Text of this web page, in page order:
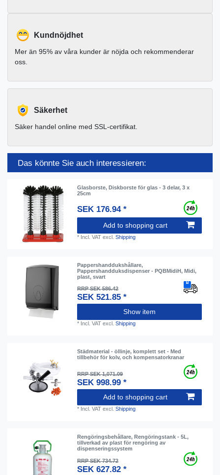
Kundnöjdhet
Mer än 95% av våra kunder är nöjda och rekommenderar
oss.
Säkerhet
Säker handel online med SSL-certifikat.
Das könnte Sie auch interessieren:
Glasborste, Diskborste för glas - 3 delar, 3 x
25cm
SEK 176.94 *
Add to shopping cart
* Incl. VAT excl.Shipping
Pappershanddukshållare,
Pappershandduksdispenser - PQBMidiH, Midi,
plast, svart
RRP SEK 586.42
SEK 521.85 *
Show item
* Incl. VAT excl.Shipping
Städmaterial - öllinje, komplett set - Med
tillbehör för kolv, och kompensatorkranar
RRP SEK 1,071.09
SEK 998.99 *
Add to shopping cart
* Incl. VAT excl.Shipping
Rengöringsbehållare, Rengöringstank - 5L,
tillverkad av plast för rengöring av
dispenseringssystem
RRP SEK 734.72
SEK 627.82 *